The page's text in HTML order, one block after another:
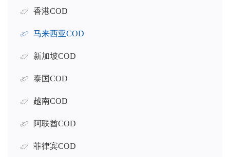
香港COD
马来西亚COD
新加坡COD
泰国COD
越南COD
阿联酋COD
菲律宾COD